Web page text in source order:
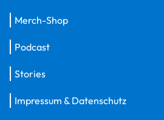
Merch-Shop
Podcast
Stories
Impressum & Datenschutz